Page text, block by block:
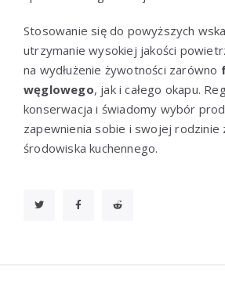
Stosowanie się do powyższych
utrzymanie wysokiej jakości
na wydłużenie żywotności zarówno
węglowego, jak i całego okapu.
konserwacja i świadomy wybór
zapewnienia sobie i swojej rodzinie
środowiska kuchennego.